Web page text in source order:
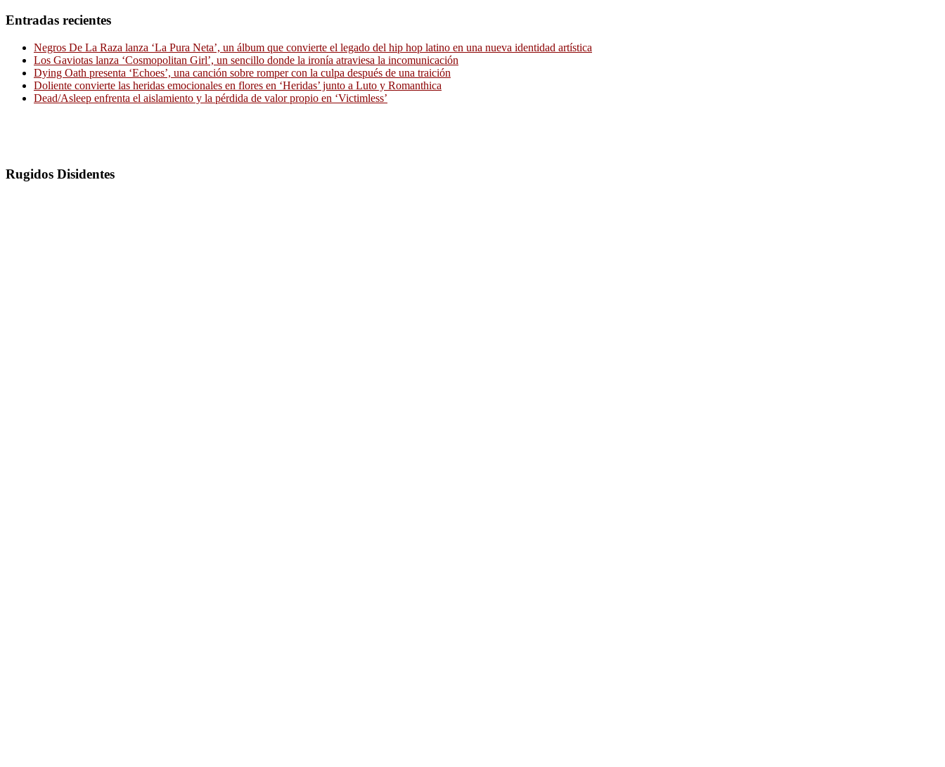
Entradas recientes
Negros De La Raza lanza ‘La Pura Neta’, un álbum que convierte el legado del hip hop latino en una nueva identidad artística
Los Gaviotas lanza ‘Cosmopolitan Girl’, un sencillo donde la ironía atraviesa la incomunicación
Dying Oath presenta ‘Echoes’, una canción sobre romper con la culpa después de una traición
Doliente convierte las heridas emocionales en flores en ‘Heridas’ junto a Luto y Romanthica
Dead/Asleep enfrenta el aislamiento y la pérdida de valor propio en ‘Victimless’
Rugidos Disidentes